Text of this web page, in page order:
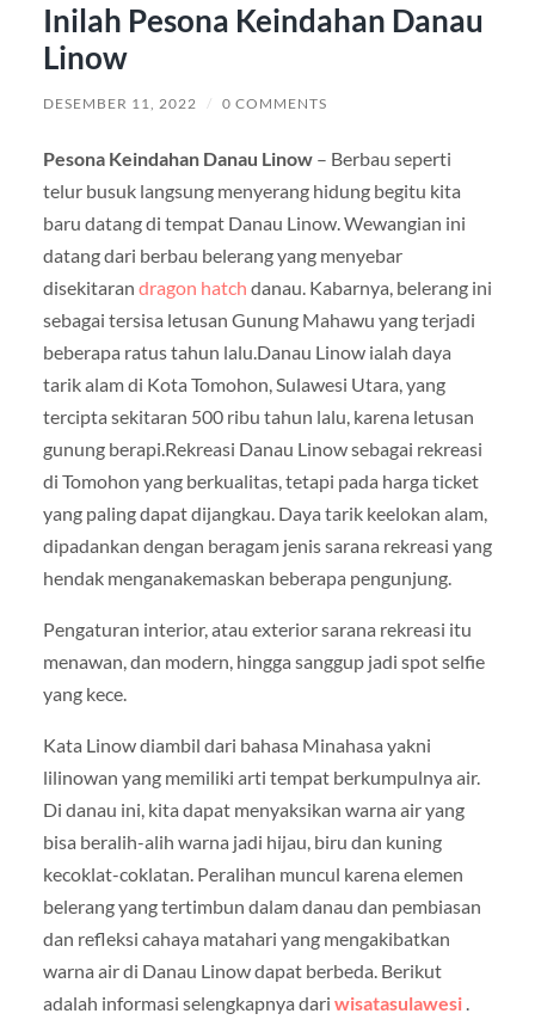
Inilah Pesona Keindahan Danau
Linow
DESEMBER 11, 2022 / 0 COMMENTS
Pesona Keindahan Danau Linow– Berbau seperti
telur busuk langsung menyerang hidung begitu kita
baru datang di tempat Danau Linow. Wewangian ini
datang dari berbau belerang yang menyebar
disekitaran dragon hatch danau. Kabarnya, belerang ini
sebagai tersisa letusan Gunung Mahawu yang terjadi
beberapa ratus tahun lalu.Danau Linow ialah daya
tarik alam di Kota Tomohon, Sulawesi Utara, yang
tercipta sekitaran 500 ribu tahun lalu, karena letusan
gunung berapi.Rekreasi Danau Linow sebagai rekreasi
di Tomohon yang berkualitas, tetapi pada harga ticket
yang paling dapat dijangkau. Daya tarik keelokan alam,
dipadankan dengan beragam jenis sarana rekreasi yang
hendak menganakemaskan beberapa pengunjung.
Pengaturan interior, atau exterior sarana rekreasi itu
menawan, dan modern, hingga sanggup jadi spot selfie
yang kece.
Kata Linow diambil dari bahasa Minahasa yakni
lilinowan yang memiliki arti tempat berkumpulnya air.
Di danau ini, kita dapat menyaksikan warna air yang
bisa beralih-alih warna jadi hijau, biru dan kuning
kecoklat-coklatan. Peralihan muncul karena elemen
belerang yang tertimbun dalam danau dan pembiasan
dan refleksi cahaya matahari yang mengakibatkan
warna air di Danau Linow dapat berbeda. Berikut
adalah informasi selengkapnya dari wisatasulawesi.